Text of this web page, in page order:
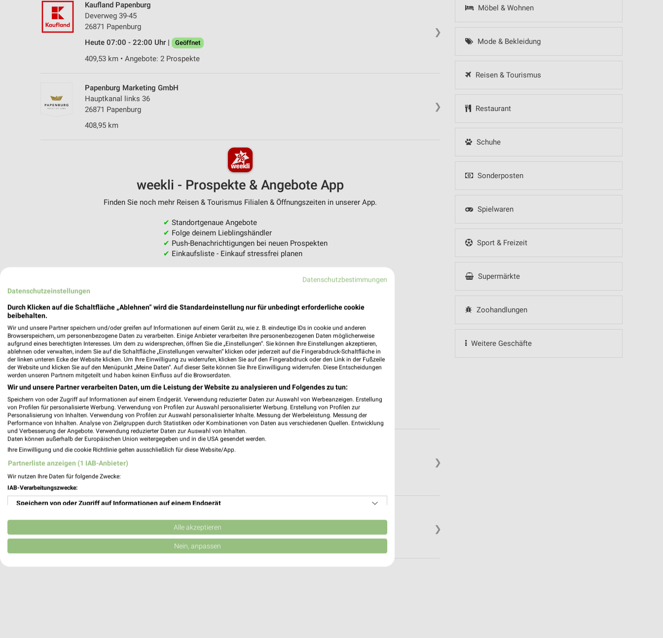
Möbel & Wohnen
Mode & Bekleidung
Reisen & Tourismus
Restaurant
Schuhe
Sonderposten
Spielwaren
Sport & Freizeit
Supermärkte
Zoohandlungen
Weitere Geschäfte
❯
Kaufland Papenburg
Deverweg 39-45
26871 Papenburg
Heute 07:00 - 22:00 Uhr |
Geöffnet
409,53 km • Angebote: 2 Prospekte
❯
Papenburg Marketing GmbH
Hauptkanal links 36
26871 Papenburg
408,95 km
weekli - Prospekte & Angebote App
Finden Sie noch mehr Reisen & Tourismus Filialen & Öffnungszeiten in unserer App.
✔ Standortgenaue Angebote
✔ Folge deinem Lieblingshändler
✔ Push-Benachrichtigungen bei neuen Prospekten
✔ Einkaufsliste - Einkauf stressfrei planen
❯
Borchers Hotel & Restaurant Dörpen
Neudörpener Straße 48-52
26892 Dörpen
410,91 km
❯
Erste Wiek links 133
Datenschutzbestimmungen
Datenschutzeinstellungen
Durch Klicken auf die Schaltfläche „Ablehnen“ wird die Standardeinstellung nur für unbedingt erforderliche cookie
beibehalten.
Wir und unsere Partner speichern und/oder greifen auf Informationen auf einem Gerät zu, wie z. B. eindeutige IDs in cookie und anderen
Browserspeichern, um personenbezogene Daten zu verarbeiten. Einige Anbieter verarbeiten Ihre personenbezogenen Daten möglicherweise
aufgrund eines berechtigten Interesses. Um dem zu widersprechen, öffnen Sie die „Einstellungen“. Sie können Ihre Einstellungen akzeptieren,
ablehnen oder verwalten, indem Sie auf die Schaltfläche „Einstellungen verwalten“ klicken oder jederzeit auf die Fingerabdruck-Schaltfläche in
der linken unteren Ecke der Website klicken. Um Ihre Einwilligung zu widerrufen, klicken Sie auf den Fingerabdruck oder den Link in der Fußzeile
der Website und klicken Sie auf den Menüpunkt „Meine Daten“. Auf dieser Seite können Sie Ihre Einwilligung widerrufen. Diese Entscheidungen
werden unseren Partnern mitgeteilt und haben keinen Einfluss auf die Browserdaten.
Wir und unsere Partner verarbeiten Daten, um die Leistung der Website zu analysieren und Folgendes zu tun:
Speichern von oder Zugriff auf Informationen auf einem Endgerät. Verwendung reduzierter Daten zur Auswahl von Werbeanzeigen. Erstellung
von Profilen für personalisierte Werbung. Verwendung von Profilen zur Auswahl personalisierter Werbung. Erstellung von Profilen zur
Personalisierung von Inhalten. Verwendung von Profilen zur Auswahl personalisierter Inhalte. Messung der Werbeleistung. Messung der
Performance von Inhalten. Analyse von Zielgruppen durch Statistiken oder Kombinationen von Daten aus verschiedenen Quellen. Entwicklung
und Verbesserung der Angebote. Verwendung reduzierter Daten zur Auswahl von Inhalten.
Daten können außerhalb der Europäischen Union weitergegeben und in die USA gesendet werden.
Ihre Einwilligung und die cookie Richtlinie gelten ausschließlich für diese Website/App.
Partnerliste anzeigen (1 IAB-Anbieter)
Wir nutzen Ihre Daten für folgende Zwecke:
IAB-Verarbeitungszwecke:
Speichern von oder Zugriff auf Informationen auf einem Endgerät
Verwendung reduzierter Daten zur Auswahl von Werbeanzeigen
Erstellung von Profilen für personalisierte Werbung
Alle akzeptieren
Nein, anpassen